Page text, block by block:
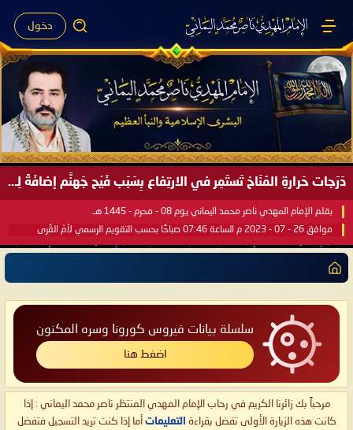
دخول
صَيْفُ سَقَرَ يَبدأُ في اجتياحِ شِتاءِ القُطبِ الشَّمالي كَما وعَدناكُم بالحقِّ لعَامِكم هذا (1445 هـ) ..
بقلم الإمام المهدي ناصر محمد اليماني يوم 18 - جمادى الآخرة - 1445 هـ
موافق 31 - 12 - 2023 م الساعة 07:44 صباحًا بحسب التقويم الرسمي لأمّ القُرى
سلسلة بيانات فيروس كورونا وسره المكنون
اضغط هنا
مرحباً بك زائرنا الكريم في رحاب الإمام المهدي المنتظر ناصر محمد اليماني : إذا
كانت هذه الزيارة الأولى تفضل بقراءة التعليمات أما إذا كنت تريد التسجيل فتفضل